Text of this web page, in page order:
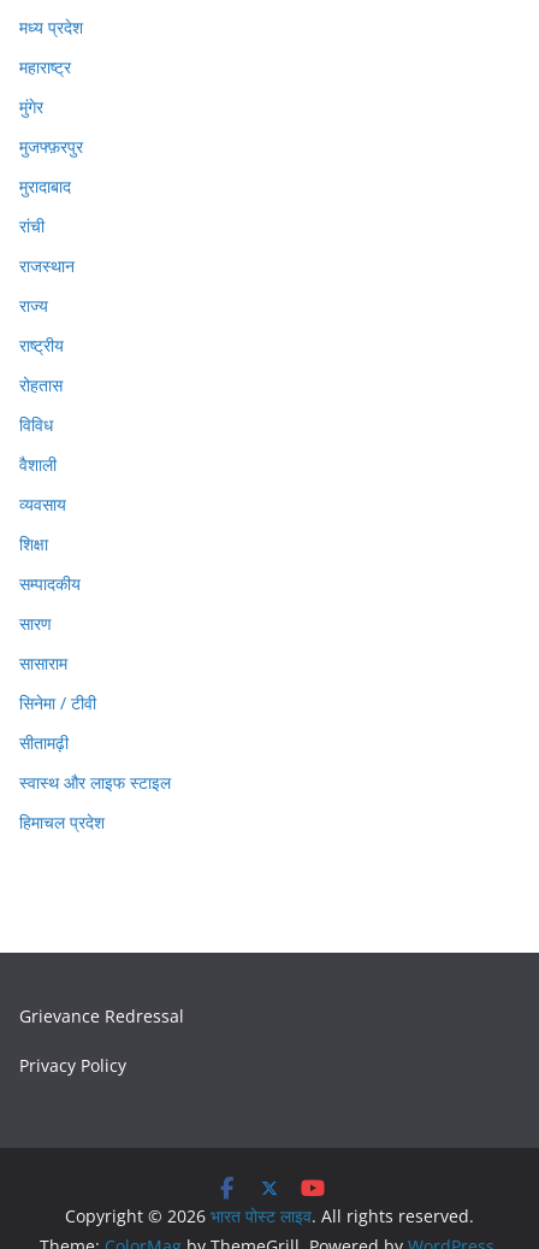
मध्य प्रदेश
महाराष्ट्र
मुंगेर
मुजफ्फ़रपुर
मुरादाबाद
रांची
राजस्थान
राज्य
राष्ट्रीय
रोहतास
विविध
वैशाली
व्यवसाय
शिक्षा
सम्पादकीय
सारण
सासाराम
सिनेमा / टीवी
सीतामढ़ी
स्वास्थ और लाइफ स्टाइल
हिमाचल प्रदेश
Grievance Redressal
Privacy Policy
Copyright © 2026 भारत पोस्ट लाइव. All rights reserved.